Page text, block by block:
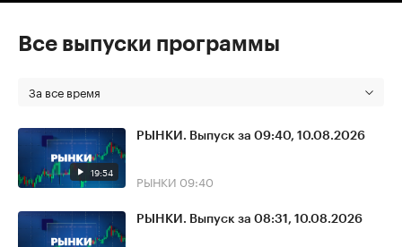
Все выпуски программы
За все время
19:54
РЫНКИ. Выпуск за 09:40, 10.08.2026
РЫНКИ 09:40
РЫНКИ. Выпуск за 08:31, 10.08.2026